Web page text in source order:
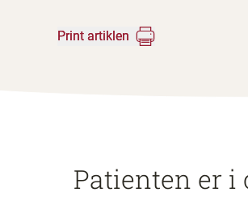
Print artiklen
Patienten er i